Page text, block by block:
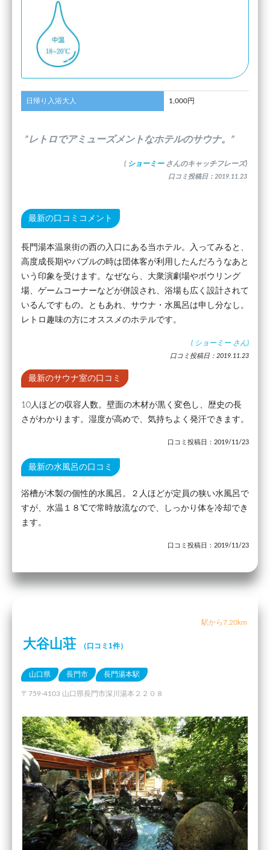
日帰り入浴大人 1,000円
”レトロでアミューズメントなホテルのサウナ。”
( ショーミー さんのキャッチフレーズ)
口コミ投稿日：2019.11.23
最新の口コミコメント
長門湯本温泉街の西の入口にある当ホテル。入ってみると、
高度成長期やバブルの時は団体客が利用したんだろうなあと
いう印象を受けます。なぜなら、大衆演劇場やボウリング
場、ゲームコーナーなどが併設され、浴場も広く設計されて
いるんですもの。ともあれ、サウナ・水風呂は申し分なし。
レトロ趣味の方にオススメのホテルです。
( ショーミー さん)
口コミ投稿日：2019.11.23
最新のサウナ室の口コミ
10人ほどの収容人数。壁面の木材が黒く変色し、歴史の長
さがわかります。湿度が高めで、気持ちよく発汗できます。
口コミ投稿日：2019/11/23
最新の水風呂の口コミ
浴槽が木製の個性的水風呂。２人ほどが定員の狭い水風呂で
すが、水温１８℃で常時放流なので、しっかり体を冷却でき
ます。
口コミ投稿日：2019/11/23
駅から7.20km
大谷山荘 （口コミ1件）
山口県 長門市 長門湯本駅
〒759-4103 山口県長門市深川湯本２２０８